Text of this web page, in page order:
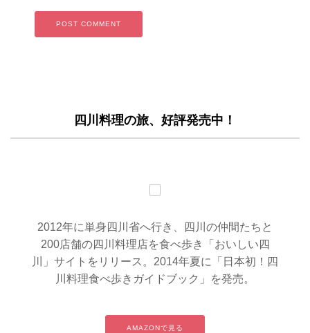
四川料理の旅、好評発売中！
2012年に単身四川省へ行き、四川の仲間たちと
200店舗の四川料理店を食べ歩き「おいしい四
川」サイトをリリース。2014年夏に「日本初！四
川料理食べ歩きガイドブック」を発売。
AMAZONで見る